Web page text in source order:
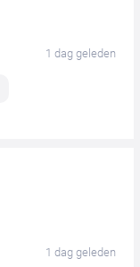
1 dag geleden
1 dag geleden